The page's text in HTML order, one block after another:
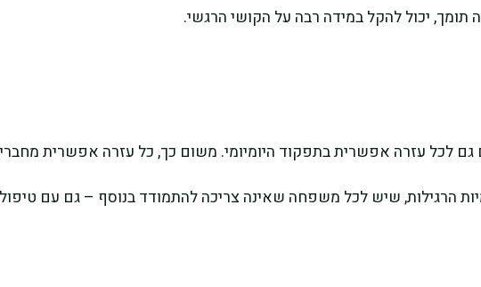
יכול להקל במידה רבה על הקושי הרגשי.
גם לכל עזרה אפשרית בתפקוד היומיומי. משום כך, כל עזרה אפשרית
הרגילות, שיש לכל משפחה שאינה צריכה להתמודד בנוסף – גם עם